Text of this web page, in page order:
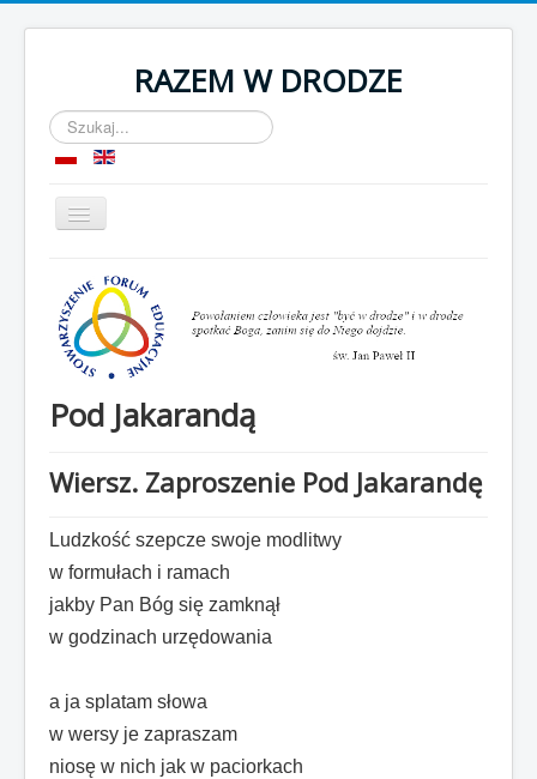
RAZEM W DRODZE
Szukaj...
Przełącz
nawigację
O nas
Komnata
Kontakt
Pod Jakarandą
Wiersz. Zaproszenie Pod Jakarandę
Ludzkość szepcze swoje modlitwy
w formułach i ramach
jakby Pan Bóg się zamknął
w godzinach urzędowania
a ja splatam słowa
w wersy je zapraszam
niosę w nich jak w paciorkach